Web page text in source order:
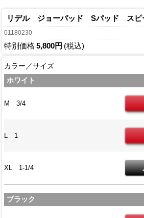
リデル ジョーパッド Sパッド スピ
01180230
特別価格 5,800円 (税込)
カラー／サイズ
ホワイト
M 3/4
L 1
XL 1-1/4
ブラック